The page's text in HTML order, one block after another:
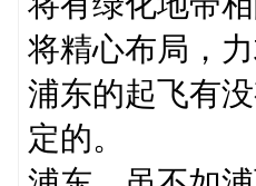
将精心布局，
浦东的起飞有
定的。